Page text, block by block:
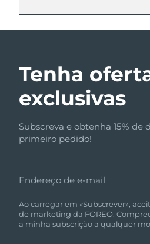
Tenha
exclusivas
Subscreva e obtenha 15% de
primeiro pedido!
Endereço de e-mail
Ao carregar em «Subscrever»,
de marketing da FOREO.
a minha subscrição a qualquer